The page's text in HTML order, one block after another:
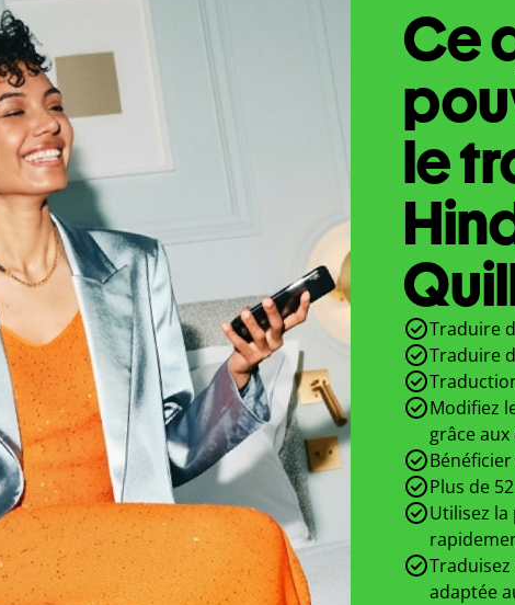
Ce
le
Traduire
Traduire
Modifiez
grâce
Plus de
Utilisez
adaptée